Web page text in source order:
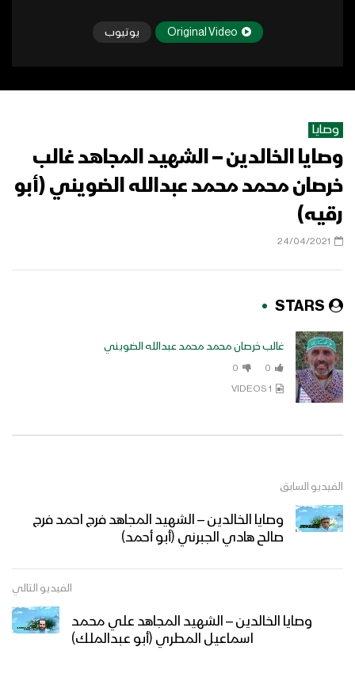
Original Video يوتيوب
وصايا
وصايا الخالدين – الشهيد المجاهد غالب
خرصان محمد محمد عبدالله الضويني (أبو
رقيه)
24/04/2021
STARS
غالب خرصان محمد محمد عبدالله الضويني
0
0
1 VIDEOS
الفيديو السابق
وصايا الخالدين – الشهيد المجاهد فرج احمد فرج
صالح هادي الجبرني (أبو أحمد)
الفيديو التالي
وصايا الخالدين – الشهيد المجاهد علي محمد
اسماعيل المطري (أبو عبدالملك)